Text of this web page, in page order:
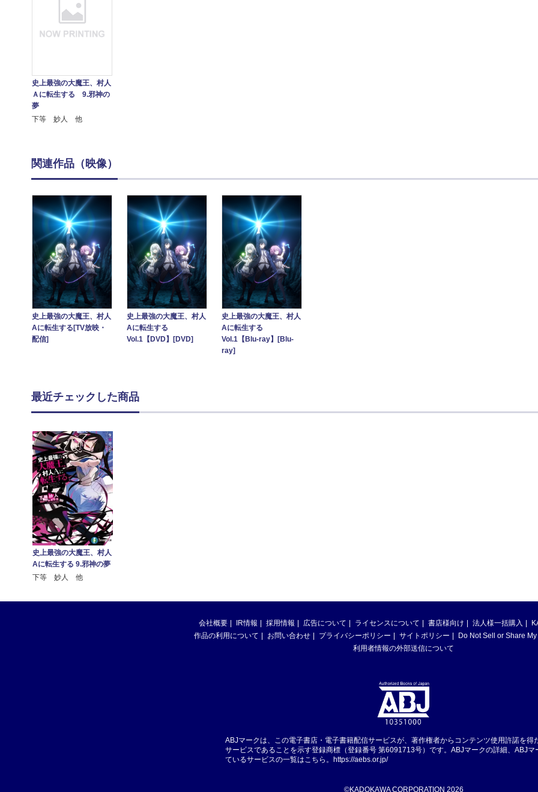
史上最強の大魔王、村人
Ａに転生する 9.邪神の
夢
下等 妙人 他
関連作品（映像）
史上最強の大魔王、村人
Aに転生する[TV放映・
配信]
史上最強の大魔王、村人
Aに転生する
Vol.1【DVD】[DVD]
史上最強の大魔王、村人
Aに転生する
Vol.1【Blu-ray】[Blu-
ray]
最近チェックした商品
史上最強の大魔王、村人
Aに転生する 9.邪神の夢
下等 妙人 他
会社概要 IR情報 採用情報 広告について ライセンスについて 書店様向け 法人様一括購入
作品の利用について
お問い合わせ プライバシーポリシー サイトポリシー
Do Not Sell or Share
利用者情報の外部送信について
ABJマークは、この電子書店・電子書籍配信サービスが、著作権者からコンテンツ使用許諾を得
サービスであることを示す登録商標（登録番号 第6091713号）です。ABJマークの詳細、ABJマ
ているサービスの一覧はこちら。 https://aebs.or.jp/
©KADOKAWA CORPORATION 2026